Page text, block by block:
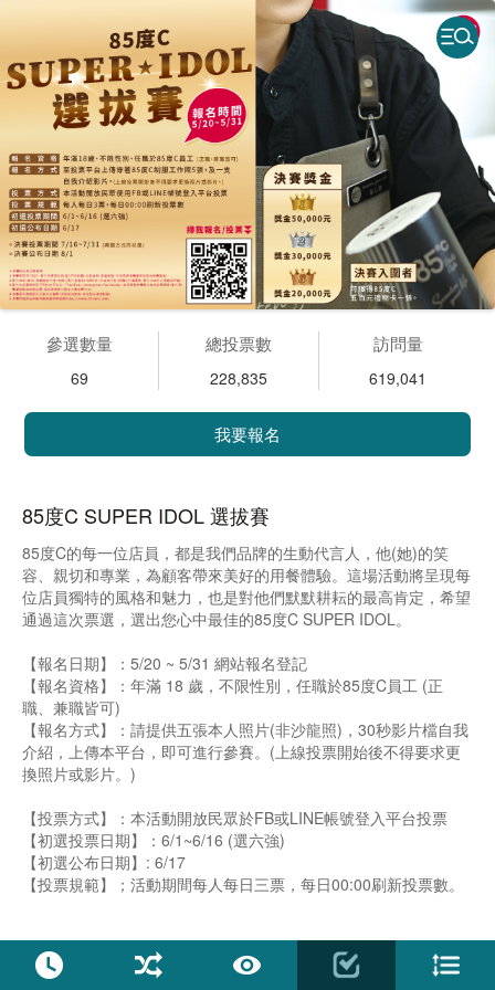
參選數量
69
總投票數
228,835
訪問量
619,041
我要報名
85度C SUPER IDOL 選拔賽
85度C的每一位店員，都是我們品牌的生動代言人，他(她)的笑
容、親切和專業，為顧客帶來美好的用餐體驗。這場活動將呈現每
位店員獨特的風格和魅力，也是對他們默默耕耘的最高肯定，希望
通過這次票選，選出您心中最佳的85度C SUPER IDOL。
【報名日期】：5/20 ~ 5/31 網站報名登記
【報名資格】：年滿 18 歲，不限性別，任職於85度C員工 (正
職、兼職皆可)
【報名方式】：請提供五張本人照片(非沙龍照)，30秒影片檔自我
介紹，上傳本平台，即可進行參賽。(上線投票開始後不得要求更
換照片或影片。)
【投票方式】：本活動開放民眾於FB或LINE帳號登入平台投票
【初選投票日期】：6/1~6/16 (選六強)
【初選公布日期】: 6/17
【投票規範】；活動期間每人每日三票，每日00:00刷新投票數。
【六強爭霸賽日期】： 7/16 ~7/31 (票選方式同初選)
【得獎公布】：8/1